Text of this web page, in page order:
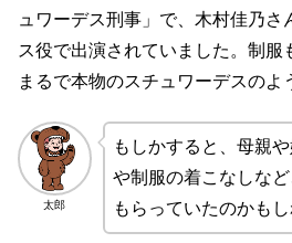
ュワーデス刑事」で、木村佳乃
ス役で出演されていました。制服
まるで本物のスチュワーデスのよ
太郎
もしかすると、母親
や制服の着こなしな
もらっていたのかもし